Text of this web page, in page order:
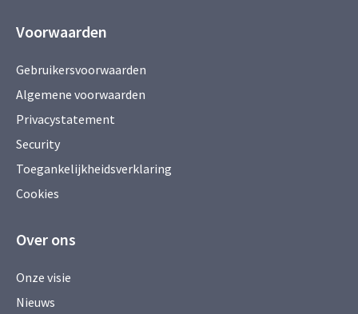
Voorwaarden
Gebruikersvoorwaarden
Algemene voorwaarden
Privacystatement
Security
Toegankelijkheidsverklaring
Cookies
Over ons
Onze visie
Nieuws